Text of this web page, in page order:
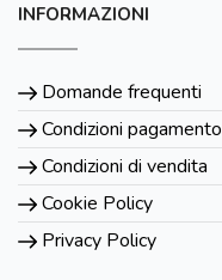
INFORMAZIONI
Domande frequenti
Condizioni pagamento
Condizioni di vendita
Cookie Policy
Privacy Policy